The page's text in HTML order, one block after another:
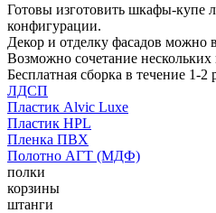
Готовы изготовить шкафы-купе
конфигурации.
Декор и отделку фасадов можно
Возможно сочетание
Бесплатная сборка в течение 1-2
ЛДСП
Пластик Alvic Luxe
Пластик HPL
Пленка ПВХ
Полотно АГТ (МДФ)
полки
корзины
штанги